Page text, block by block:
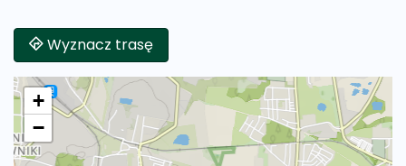
Wyznacz trasę
+
−